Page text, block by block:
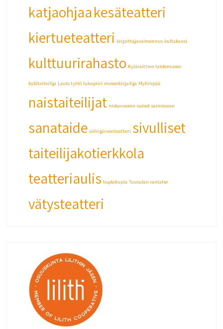
katjaohjaakesäteatteri
kiertueteatteri kirjoittajavalmennus kultakausi
kulttuurirahasto Kyläraittien taidemuseo
kylätaiteilija Laula tyttö lukupiiri museokirjailija Myhinpää
naistaiteilijat niskavuoren naiset saimiswan
sanataide siilinjärventeatteri sivulliset
taiteilijakotierkkola
teatteriaulis tuplakupla Tuusulan rantatie
vätysteatteri